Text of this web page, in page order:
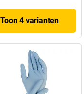
Toon 4 varianten